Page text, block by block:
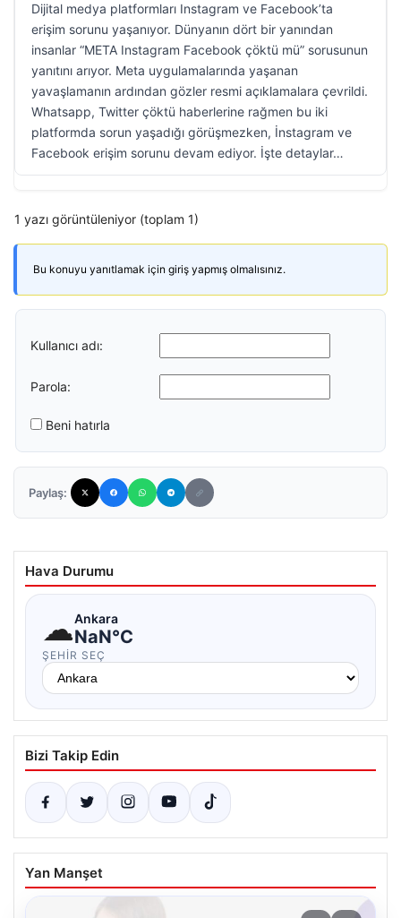
Dijital medya platformları Instagram ve Facebook’ta
erişim sorunu yaşanıyor. Dünyanın dört bir yanından
insanlar “META Instagram Facebook çöktü mü” sorusunun
yanıtını arıyor. Meta uygulamalarında yaşanan
yavaşlamanın ardından gözler resmi açıklamalara çevrildi.
Whatsapp, Twitter çöktü haberlerine rağmen bu iki
platformda sorun yaşadığı görüşmezken, İnstagram ve
Facebook erişim sorunu devam ediyor. İşte detaylar…
1 yazı görüntüleniyor (toplam 1)
Bu konuyu yanıtlamak için giriş yapmış olmalısınız.
Kullanıcı adı:
Parola:
Beni hatırla
Paylaş:
Hava Durumu
☁Ankara
NaN°C
ŞEHIR SEÇ
Bizi Takip Edin
Yan Manşet